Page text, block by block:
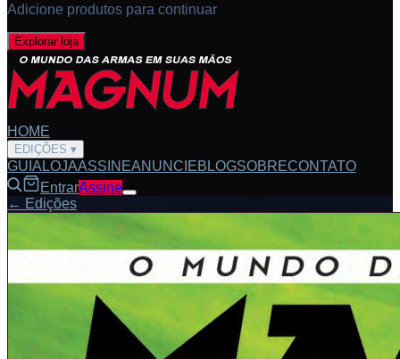
Adicione produtos para continuar
Explorar loja
HOME
EDIÇÕES ▾
GUIA LOJAASSINEANUNCIEBLOGSOBRECONTATO
EntrarAssine
← Edições